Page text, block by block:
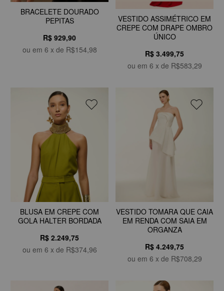
BRACELETE DOURADO
PEPITAS
R$ 929,90
ou em 6 x de R$154,98
VESTIDO ASSIMÉTRICO EM
CREPE COM DRAPE OMBRO
ÚNICO
R$ 3.499,75
ou em 6 x de R$583,29
BLUSA EM CREPE COM
GOLA HALTER BORDADA
R$ 2.249,75
ou em 6 x de R$374,96
VESTIDO TOMARA QUE CAIA
EM RENDA COM SAIA EM
ORGANZA
R$ 4.249,75
ou em 6 x de R$708,29